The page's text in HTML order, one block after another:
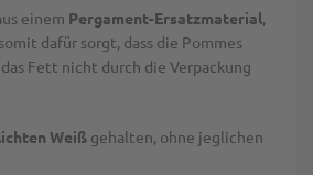
einem Pergament-Ersatzmaterial,
dafür sorgt, dass die Pommes
Fett nicht durch die Verpackung
Weiß gehalten, ohne jeglichen